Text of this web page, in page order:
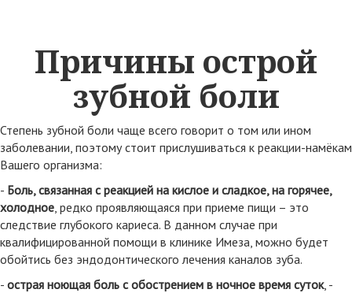
Причины острой
зубной боли
Степень зубной боли чаще всего говорит о том или ином
заболевании, поэтому стоит прислушиваться к реакции-намёкам
Вашего организма:
- Боль, связанная с реакцией на кислое и сладкое, на горячее,
холодное, редко проявляющаяся при приеме пищи – это
следствие глубокого кариеса. В данном случае при
квалифицированной помощи в клинике Имеза, можно будет
обойтись без эндодонтического лечения каналов зуба.
- острая ноющая боль с обострением в ночное время суток, -